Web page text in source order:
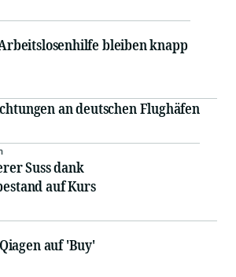
bleiben knapp
an deutschen Flughäfen
Suss dank
auf Kurs
auf 'Buy'